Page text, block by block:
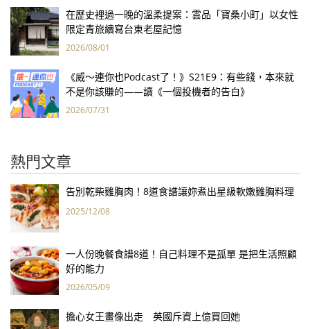
在歷史裡過一晚的溫柔提案：雲品「寶桑小町」以女性
限定青旅續寫台東老屋記憶
2026/08/01
《威～連你也Podcast了！》S21E9：有些錢，本來就
不是你該賺的——讀《一個投機者的告白》
2026/07/31
熱門文章
告別乾柴雞胸肉！8道食譜讓妳煮出星級軟嫩雞胸料理
2025/12/08
一人份晚餐食譜8道！自己料理不是孤單 是把生活照顧
好的能力
2026/05/09
擔心女王畫像出走 英國斥資上億買回她